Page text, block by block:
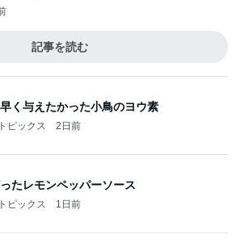
記事を読む
く与えたかった小鳥のヨウ素
ピックス 2日前
たレモンペッパーソース
ピックス 1日前